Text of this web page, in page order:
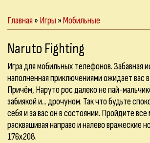
Главная» Игры»Мобильные
Naruto Fighting
Игра для мобильных телефонов. Забавная
наполненная приключениями ожидает вас
Причём, Наруто рос далеко не пай-
забиякой и... дрочуном. Так что будьте
себя и за вас он в состоянии. Пройдите
расквашивая направо и налево вражеские
176х208.